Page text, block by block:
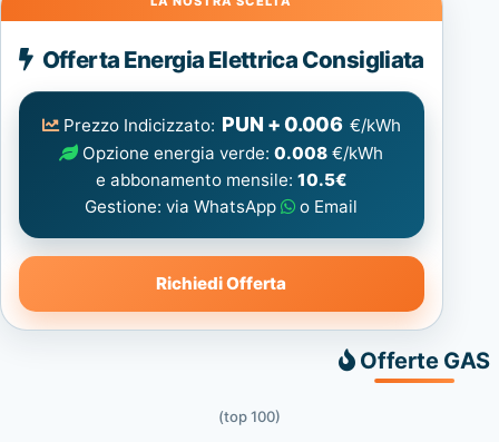
Energia
Elettrica
consigliata
Offerta Energia Elettrica Consigliata
Prezzo Indicizzato: PUN + 0.006 €/kWh
Opzione energia verde:0.008 €/kWh
e abbonamento mensile: 10.5€
Gestione: via WhatsApp
o Email
Richiedi Offerta
Offerte GAS
(top 100)